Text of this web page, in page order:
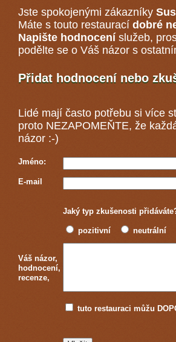
Jste spokojenými zákazníky
Máte s touto restaurací dobré
Napište hodnocení služeb,
podělte se o Váš názor s
Přidat hodnocení nebo
Lidé mají často potřebu si více
proto NEZAPOMEŇTE, že
názor :-)
Jméno:
E-mail
Jaký typ zkušenosti
pozitivní neutrální
Váš názor,
hodnocení,
recenze,
tuto restauraci můžu